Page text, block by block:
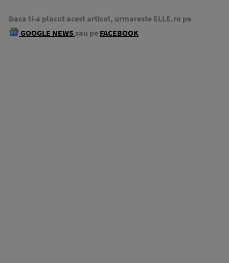
Daca ti-a placut acest articol, urmareste ELLE.ro pe
GOOGLE NEWS sau pe FACEBOOK